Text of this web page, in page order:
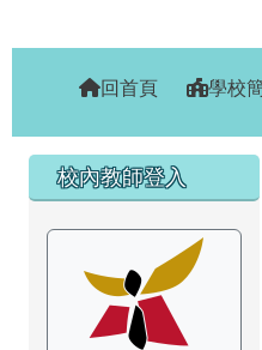
跳至主內容區
臺南市安南
回首頁 學校
左邊區域內容
校內教師登入
頁尾區域